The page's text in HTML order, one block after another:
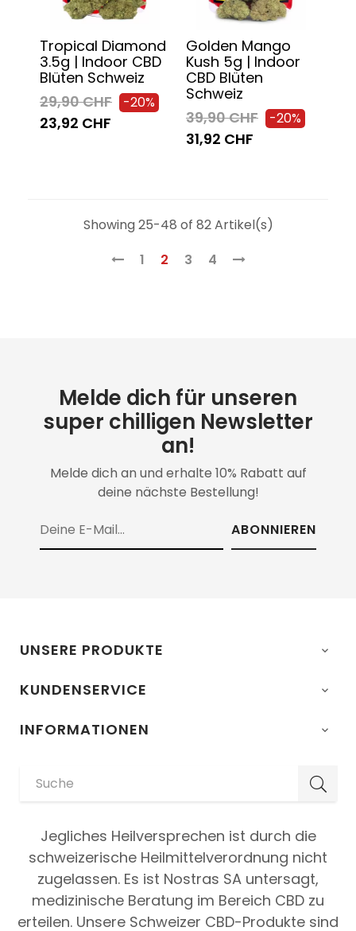
Tropical Diamond
3.5g | Indoor CBD
Blüten Schweiz
29,90 CHF
-20%
23,92 CHF
Golden Mango
Kush 5g | Indoor
CBD Blüten
Schweiz
39,90 CHF
-20%
31,92 CHF
Showing 25-48 of 82 Artikel(s)
1
2 3 4
Melde dich für unseren
super chilligen Newsletter
an!
Melde dich an und erhalte 10% Rabatt auf
deine nächste Bestellung!
ABONNIEREN
UNSERE PRODUKTE 
KUNDENSERVICE 
INFORMATIONEN 
Jegliches Heilversprechen ist durch die
schweizerische Heilmittelverordnung nicht
zugelassen. Es ist Nostras SA untersagt,
medizinische Beratung im Bereich CBD zu
erteilen. Unsere Schweizer CBD-Produkte sind